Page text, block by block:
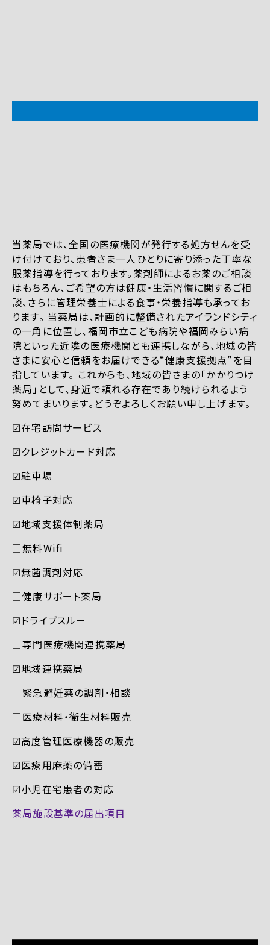
当薬局では、全国の医療機関が発行する処方せんを受
け付けており、患者さま一人ひとりに寄り添った丁寧な
服薬指導を行っております。薬剤師によるお薬のご相談
はもちろん、ご希望の方は健康・生活習慣に関するご相
談、さらに管理栄養士による食事・栄養指導も承ってお
ります。 当薬局は、計画的に整備されたアイランドシティ
の一角に位置し、福岡市立こども病院や福岡みらい病
院といった近隣の医療機関とも連携しながら、地域の皆
さまに安心と信頼をお届けできる“健康支援拠点”を目
指しています。 これからも、地域の皆さまの「かかりつけ
薬局」として、身近で頼れる存在であり続けられるよう
努めてまいります。どうぞよろしくお願い申し上げます。
☑︎在宅訪問サービス
☑︎クレジットカード対応
☑︎駐車場
☑︎車椅子対応
☑︎地域支援体制薬局
□無料Wifi
☑︎無菌調剤対応
□健康サポート薬局
☑︎ドライブスルー
□専門医療機関連携薬局
☑︎地域連携薬局
□緊急避妊薬の調剤・相談
□医療材料・衛生材料販売
☑︎高度管理医療機器の販売
☑︎医療用麻薬の備蓄
☑︎小児在宅患者の対応
薬局施設基準の届出項目